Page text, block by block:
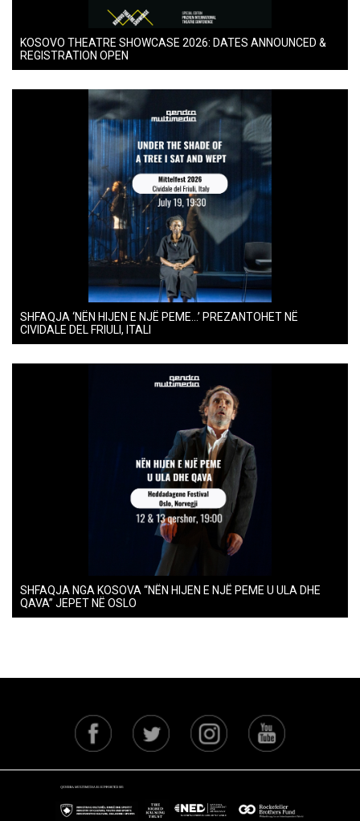
KOSOVO THEATRE SHOWCASE 2026: DATES ANNOUNCED &
REGISTRATION OPEN
SHFAQJA ‘NËN HIJEN E NJË PEME…’ PREZANTOHET NË
CIVIDALE DEL FRIULI, ITALI
SHFAQJA NGA KOSOVA “NËN HIJEN E NJË PEME U ULA DHE
QAVA” JEPET NË OSLO